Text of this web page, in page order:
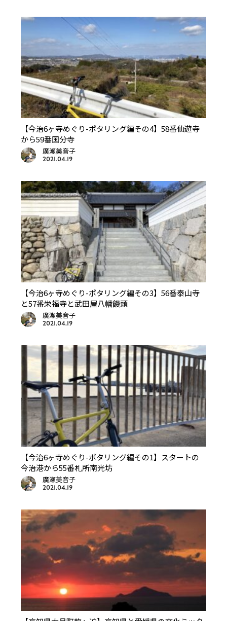
【今治6ヶ寺めぐり-ポタリング編その4】58番仙遊寺
から59番国分寺
廣瀬美音子
2021.04.19
【今治6ヶ寺めぐり-ポタリング編その3】56番泰山寺
と57番栄福寺と武田屋八幡饅頭
廣瀬美音子
2021.04.19
【今治6ヶ寺めぐり-ポタリング編その1】スタートの
今治港から55番札所南光坊
廣瀬美音子
2021.04.19